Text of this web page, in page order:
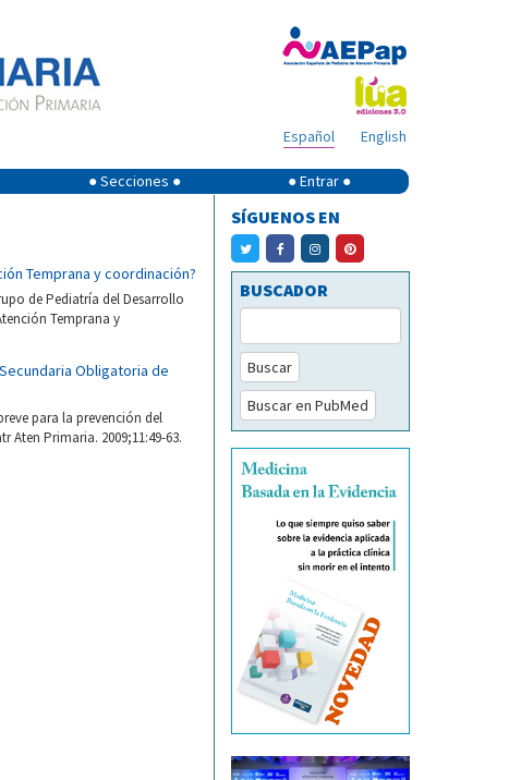
English
Español
● Secciones ● ● Entrar ●
Temprana y coordinación?
de Pediatría del Desarrollo
Temprana y
Obligatoria de
para la prevención del
Aten Primaria. 2009;11:49-63.
SÍGUENOS EN
BUSCADOR
Buscar
Buscar en PubMed